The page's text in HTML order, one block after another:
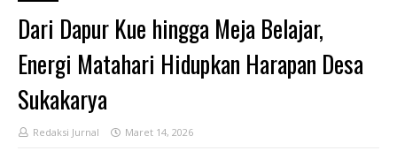
Dari Dapur Kue hingga Meja Belajar,
Energi Matahari Hidupkan Harapan Desa
Sukakarya
Redaksi Jurnal Maret 14, 2026